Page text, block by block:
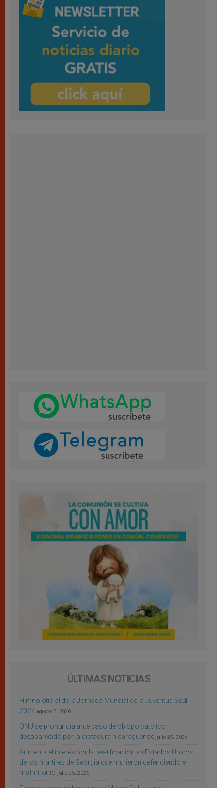
ÚLTIMAS NOTICIAS
Himno oficial de la Jornada Mundial de la Juventud Seúl
2027 agosto 3, 2026
ONU se pronuncia ante caso de obispo católico
desaparecido por la dictadura nicaragüense julio 25, 2026
Aumenta el interés por la beatificación en Estados Unidos
de los mártires de Georgia que murieron defendiendo el
matrimonio julio 25, 2026